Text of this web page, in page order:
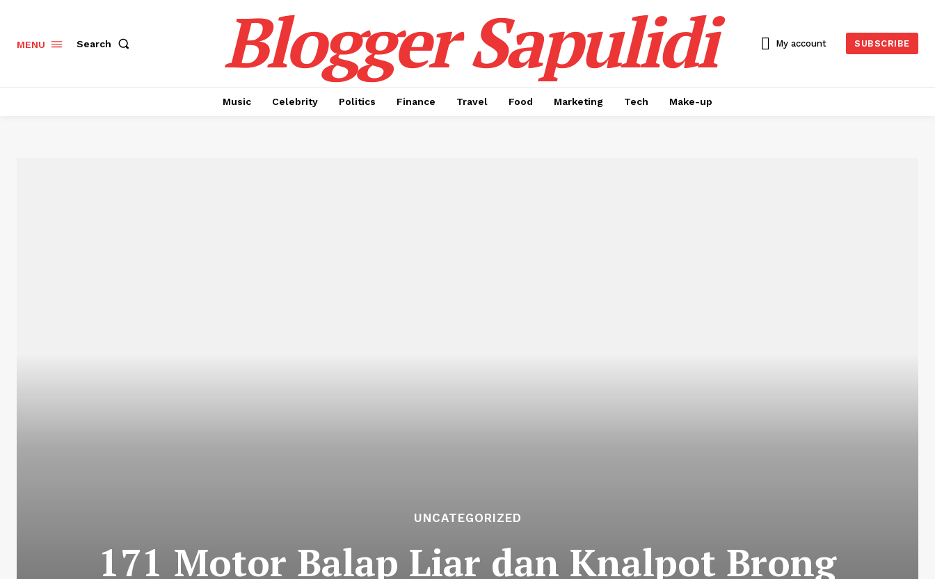
MENU Search Blogger Sapulidi My account SUBSCRIBE
Music Celebrity Politics Finance Travel Food Marketing Tech Make-up
UNCATEGORIZED
171 Motor Balap Liar dan Knalpot Brong